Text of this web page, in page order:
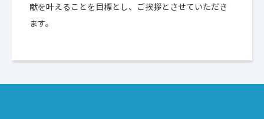
献を叶えることを目標とし、ご挨拶とさせていただき
ます。